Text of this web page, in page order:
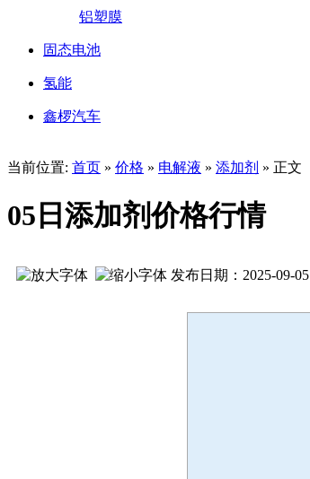
铝塑膜
固态电池
氢能
鑫椤汽车
当前位置: 首页 » 价格 » 电解液 » 添加剂 » 正文
05日添加剂价格行情
发布日期：2025-09-05